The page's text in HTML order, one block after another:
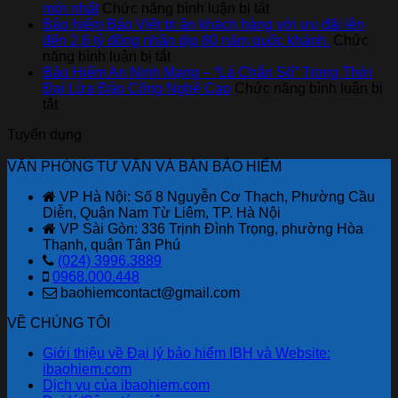
cáo
tài
chính
người
mới
hiểm
thân
vỏ
xe
ô
tô
Việt
mới nhất Chức năng bình luận bị tắtở
Danh
sách
ô
tô
hiểm
Việt
mới
nhất
Bảo hiểm Bảo Việt tri ân khách hàng với ưu đãi lên
đến 2,6 tỷ đồng nhân dịp 80 năm quốc khánh. Chức
năng bình luận bị tắtở
Bảo
hiểm
khách
với
ưu
đãi
lên
tỷ
dịp
80
quốc
Bảo Hiểm An Ninh Mạng – “Lá Chắn Số” Trong Thời
Đại Lừa Đảo Công Nghệ Cao Chức năng bình luận bị
tắtở
Hiểm
Ninh
–
“Lá
Chắn
Số”
Trong
Thời
Đại
Lừa
Đảo
Công
Nghệ
Cao
Tuyển dụng
VĂN PHÒNG TƯ VẤN VÀ BÁN BẢO HIỂM
VP Hà Nội: Số 8 Nguyễn Cơ Thạch, Phường Cầu
Diễn, Quận Nam Từ Liêm, TP. Hà Nội
VP Sài Gòn: 336 Trịnh Đình Trọng, phường Hòa
Thạnh, quận Tân Phú
(024) 3996.3889
0968.000.448
baohiemcontact@gmail.com
VỀ CHÚNG TÔI
Giới thiệu về Đại lý bảo hiểm IBH và Website:
ibaohiem.com
Dịch vụ của ibaohiem.com